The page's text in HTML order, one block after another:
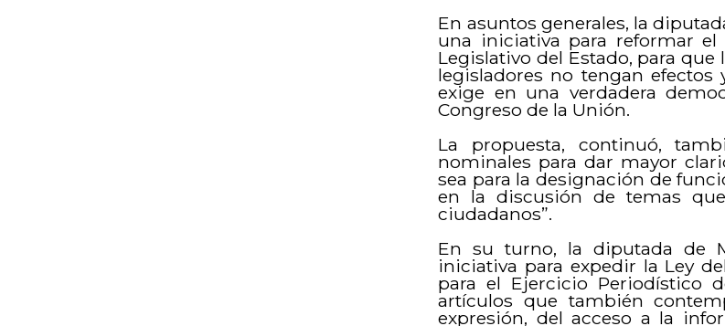
En asuntos generales, la
una iniciativa para reformar
Legislativo del Estado, para
legisladores no tengan
exige en una verdadera
Congreso de la Unión.
La propuesta, continuó,
nominales para dar mayor
sea para la designación de
en la discusión de temas
ciudadanos”.
En su turno, la diputada de
iniciativa para expedir la Ley
para el Ejercicio Periodístico
artículos que también
expresión, del acceso a la